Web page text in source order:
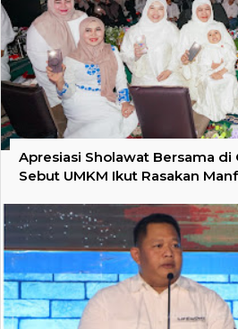
Apresiasi Sholawat Bersama di
Sebut UMKM Ikut Rasakan